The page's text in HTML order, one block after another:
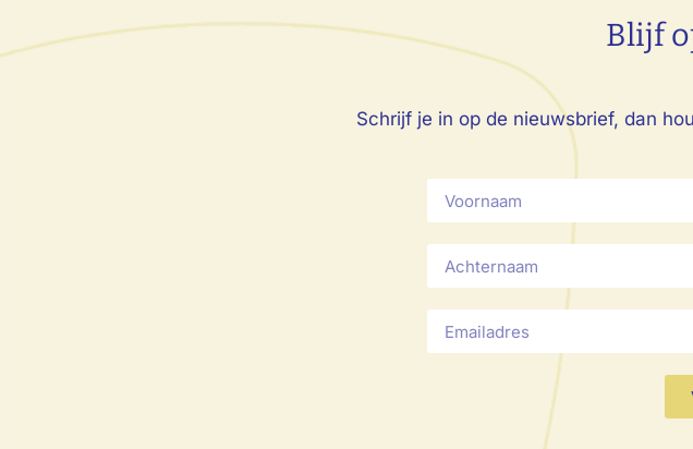
Blijf
Schrijf je in op de nieuwsbrief, dan